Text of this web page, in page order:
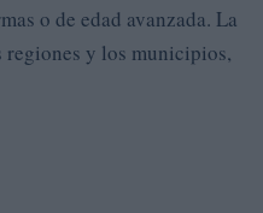
o de edad avanzada. La
y los municipios,